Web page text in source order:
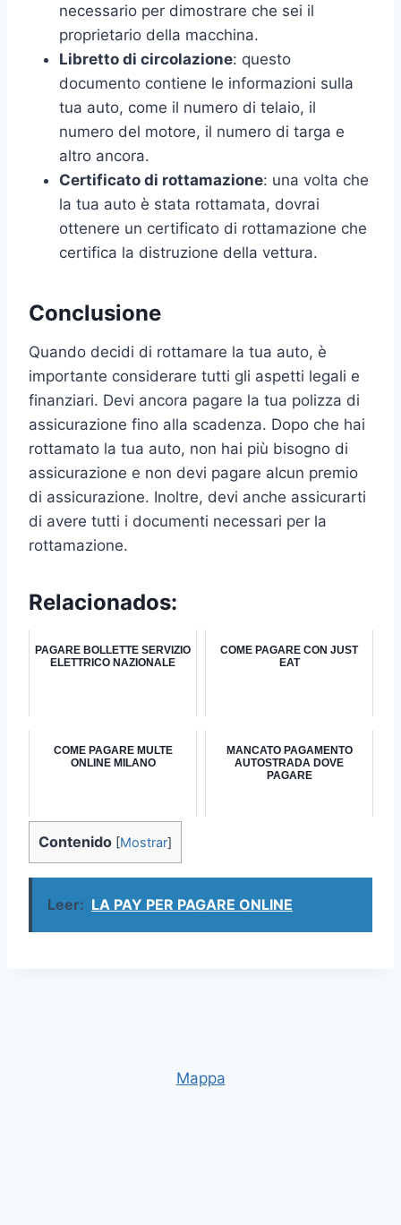
necessario per dimostrare che sei il
proprietario della macchina.
Libretto di circolazione: questo
documento contiene le informazioni sulla
tua auto, come il numero di telaio, il
numero del motore, il numero di targa e
altro ancora.
Certificato di rottamazione: una volta che
la tua auto è stata rottamata, dovrai
ottenere un certificato di rottamazione che
certifica la distruzione della vettura.
Conclusione
Quando decidi di rottamare la tua auto, è
importante considerare tutti gli aspetti legali e
finanziari. Devi ancora pagare la tua polizza di
assicurazione fino alla scadenza. Dopo che hai
rottamato la tua auto, non hai più bisogno di
assicurazione e non devi pagare alcun premio
di assicurazione. Inoltre, devi anche assicurarti
di avere tutti i documenti necessari per la
rottamazione.
Relacionados:
PAGARE BOLLETTE SERVIZIO
ELETTRICO NAZIONALE
COME PAGARE CON JUST
EAT
COME PAGARE MULTE
ONLINE MILANO
MANCATO PAGAMENTO
AUTOSTRADA DOVE
PAGARE
Contenido [Mostrar]
Leer: LA PAY PER PAGARE ONLINE
Mappa